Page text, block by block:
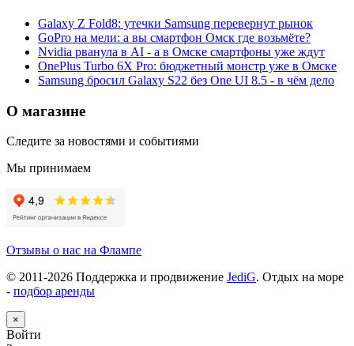
Galaxy Z Fold8: утечки Samsung перевернут рынок
GoPro на мели: а вы смартфон Омск где возьмёте?
Nvidia рванула в AI - а в Омске смартфоны уже ждут
OnePlus Turbo 6X Pro: бюджетный монстр уже в Омске
Samsung бросил Galaxy S22 без One UI 8.5 - в чём дело
О магазине
Следите за новостями и событиями
Мы принимаем
Отзывы о нас на Флампе
© 2011-2026 Поддержка и продвижение JediG. Отдых на море
- подбор аренды
×
Войти